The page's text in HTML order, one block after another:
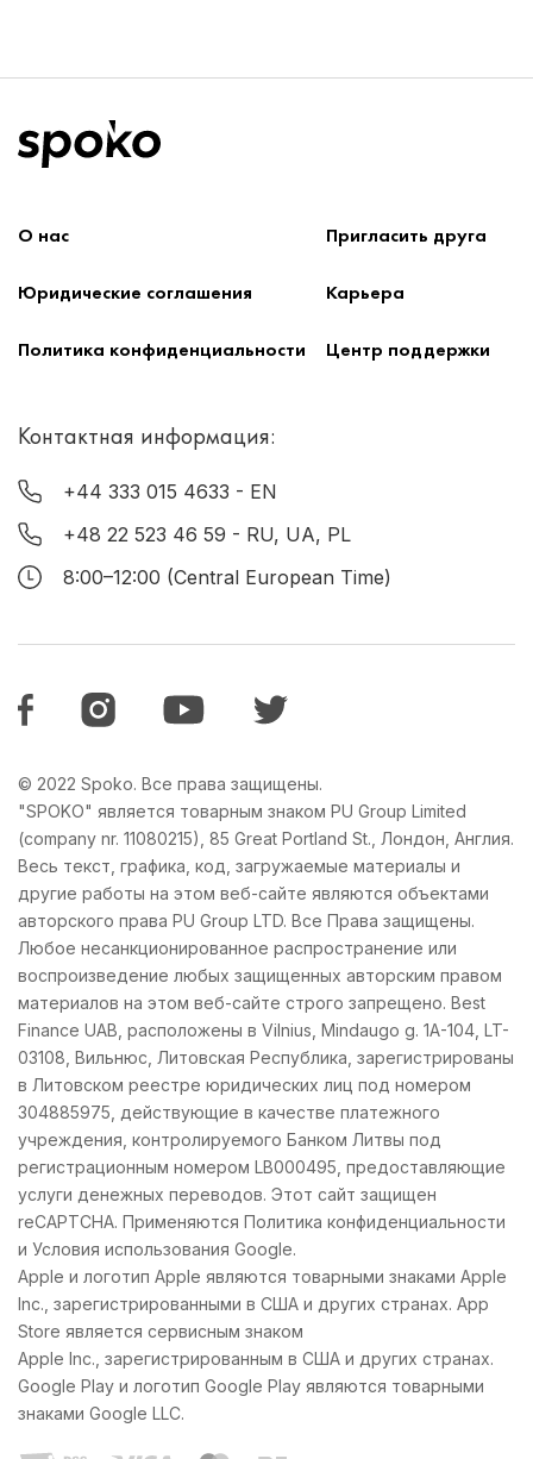
О нас Пригласить друга
Юридические соглашения Карьера
Политика конфиденциальности Центр поддержки
Контактная информация:
+44 333 015 4633 - EN
+48 22 523 46 59 - RU, UA, PL
8:00–12:00 (Central European Time)
© 2022 Spoko. Все права защищены.
"SPOKO" является товарным знаком PU Group Limited
(company nr. 11080215), 85 Great Portland St., Лондон, Англия.
Весь текст, графика, код, загружаемые материалы и
другие работы на этом веб-сайте являются объектами
авторского права PU Group LTD. Все Права защищены.
Любое несанкционированное распространение или
воспроизведение любых защищенных авторским правом
материалов на этом веб-сайте строго запрещено. Best
Finance UAB, расположены в Vilnius, Mindaugo g. 1A-104, LT-
03108, Вильнюс, Литовская Республика, зарегистрированы
в Литовском реестре юридических лиц под номером
304885975, действующие в качестве платежного
учреждения, контролируемого Банком Литвы под
регистрационным номером LB000495, предоставляющие
услуги денежных переводов. Этот сайт защищен
reCAPTCHA. Применяются Политика конфиденциальности
и Условия использования Google.
Apple и логотип Apple являются товарными знаками Apple
Inc., зарегистрированными в США и других странах. App
Store является сервисным знаком
Apple Inc., зарегистрированным в США и других странах.
Google Play и логотип Google Play являются товарными
знаками Google LLC.